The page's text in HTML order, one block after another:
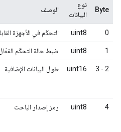
Byte
نوع
البيانات
الوصف
0
uint8 التحكّم في الأجهزة
1
uint8 ضبط حالة التحكّم
2 - 3
uint16 طول البيانات الإضافية
4
uint8 رمز إصدار الباحث